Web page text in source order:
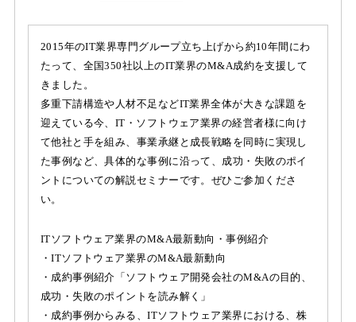
2015年のIT業界専門グループ立ち上げから約10年間にわ
たって、全国350社以上のIT業界のM&A成約を支援して
きました。
多重下請構造や人材不足などIT業界全体が大きな課題を
迎えている今、IT・ソフトウェア業界の経営者様に向け
て他社と手を組み、事業承継と成長戦略を同時に実現し
た事例など、具体的な事例に沿って、成功・失敗のポイ
ントについての解説セミナーです。ぜひご参加くださ
い。
ITソフトウェア業界のM&A最新動向・事例紹介
・ITソフトウェア業界のM&A最新動向
・成約事例紹介「ソフトウェア開発会社のM&Aの目的、
成功・失敗のポイントを読み解く」
・成約事例からみる、ITソフトウェア業界における、株